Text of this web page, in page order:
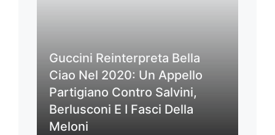
Guccini Reinterpreta Bella
Ciao Nel 2020: Un Appello
Partigiano Contro Salvini,
Berlusconi E I Fasci Della
Meloni